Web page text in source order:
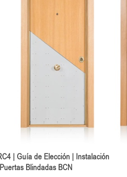
| Guía de Elección | Instalación
Blindadas BCN